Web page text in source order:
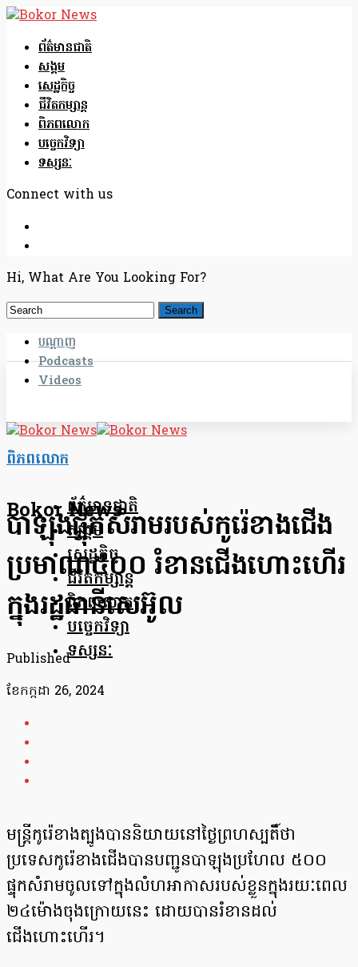
ព័ត៌មានជាតិ
សង្គម
សេដ្ឋកិច្ច
ជីវិតកម្សាន្ត
ពិភពលោក
បច្ចេកវិទ្យា
ទស្សនៈ
Connect with us
Hi, What Are You Looking For?
បណ្តាញ
Podcasts
Videos
Bokor News
ព័ត៌មានជាតិ
សង្គម
សេដ្ឋកិច្ច
ជីវិតកម្សាន្ត
ពិភពលោក
បច្ចេកវិទ្យា
ទស្សនៈ
ពិភពលោក
បាឡុង​ផ្ទុកសំរាមរបស់​កូរ៉េខាងជើង​
ប្រមាណ៥០០ រំខាន​ជើងហោះហើរ​
ក្នុង​រដ្ឋធានី​សេ​អ៊ូ​ល
Published
ខែ​កក្កដា 26, 2024
មន្ត្រីកូរ៉េខាងត្បូងបាននិយាយនៅថ្ងៃព្រហស្បតិ៍ថា
ប្រទេសកូរ៉េខាងជើងបានបញ្ជូនបាឡុងប្រហែល ៥០០
ផ្ទុកសំរាមចូលទៅក្នុងលំហអាកាសរបស់ខ្លួនក្នុងរយៈពេល
២៤ម៉ោងចុងក្រោយនេះ ដោយបានរំខានដល់
ជើងហោះហើរ។